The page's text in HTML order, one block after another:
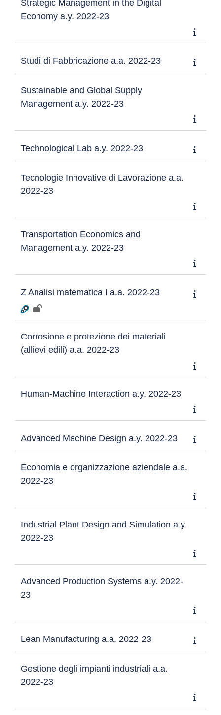
Strategic Management in the Digital
Economy a.y. 2022-23
Studi di Fabbricazione a.a. 2022-23
Sustainable and Global Supply
Management a.y. 2022-23
Technological Lab a.y. 2022-23
Tecnologie Innovative di Lavorazione a.a.
2022-23
Transportation Economics and
Management a.y. 2022-23
Z Analisi matematica I a.a. 2022-23
Corrosione e protezione dei materiali
(allievi edili) a.a. 2022-23
Human-Machine Interaction a.y. 2022-23
Advanced Machine Design a.y. 2022-23
Economia e organizzazione aziendale a.a.
2022-23
Industrial Plant Design and Simulation a.y.
2022-23
Advanced Production Systems a.y. 2022-
23
Lean Manufacturing a.a. 2022-23
Gestione degli impianti industriali a.a.
2022-23